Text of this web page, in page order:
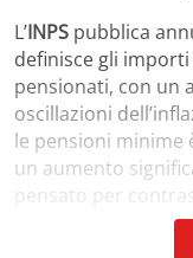
L’INPS pubblica
definisce gli
pensionati, con un
oscillazioni
le pensioni minime
un aumento
pensato per
tutelare chi